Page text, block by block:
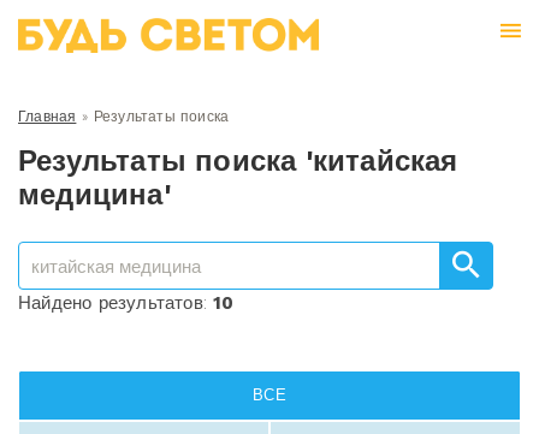
Главная » Результаты поиска
Результаты поиска 'китайская
медицина'
Найдено результатов:10
ВСЕ